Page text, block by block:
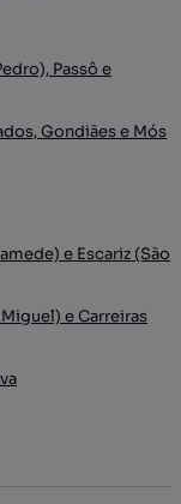
Passô e
Gondiães e Mós
e Escariz (São
e Carreiras